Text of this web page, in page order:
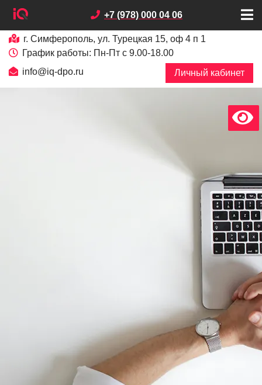
+7 (978) 000 04 06
г. Симферополь, ул. Турецкая 15, оф 4 п 1
График работы: Пн-Пт с 9.00-18.00
info@iq-dpo.ru
Личный кабинет
х